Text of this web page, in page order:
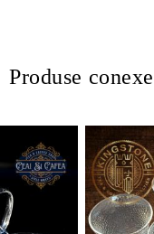
Produse conexe